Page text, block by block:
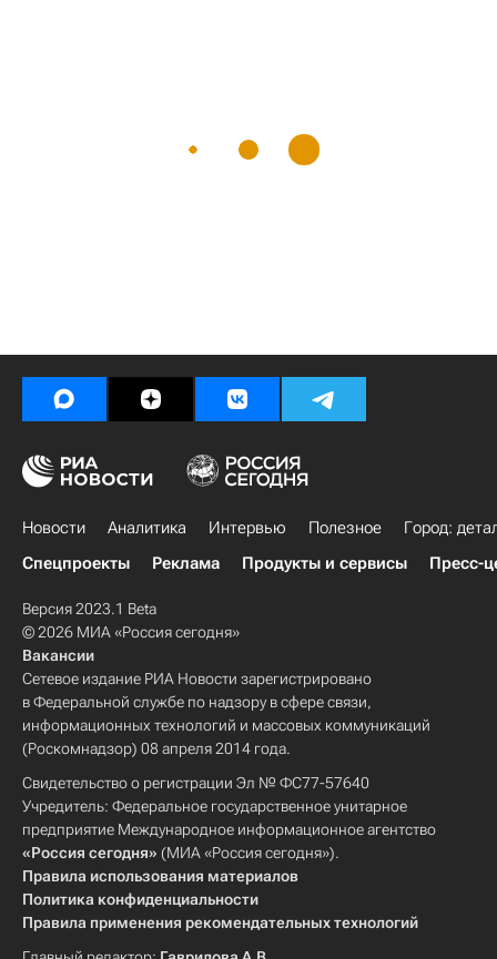
Новости Аналитика Интервью Полезное
Город:
Спецпроекты
Реклама Продукты и сервисы Пресс-
Версия 2023.1 Beta
© 2026 МИА «Россия сегодня»
Вакансии
Сетевое издание РИА Новости зарегистрировано
в Федеральной службе по надзору в сфере связи,
информационных технологий и массовых коммуникаций
(Роскомнадзор) 08 апреля 2014 года.
Свидетельство о регистрации Эл № ФС77-57640
Учредитель: Федеральное государственное унитарное
предприятие Международное информационное агентство
«Россия сегодня» (МИА «Россия сегодня»).
Правила использования материалов
Политика конфиденциальности
Правила применения рекомендательных технологий